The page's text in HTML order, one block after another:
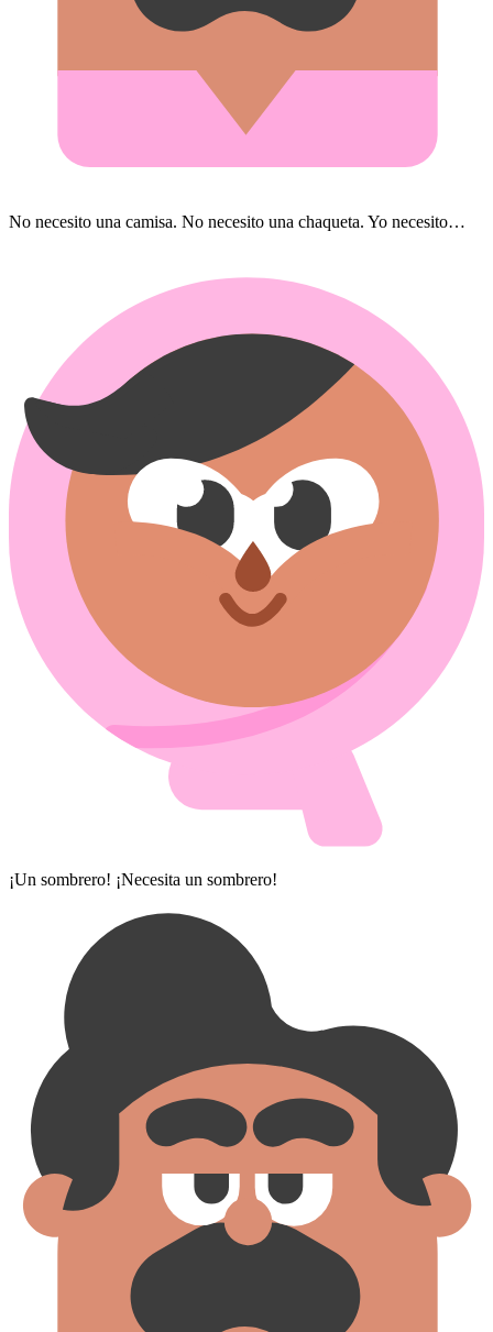
No necesito una camisa. No necesito una chaqueta. Yo necesito…
¡Un sombrero! ¡Necesita un sombrero!